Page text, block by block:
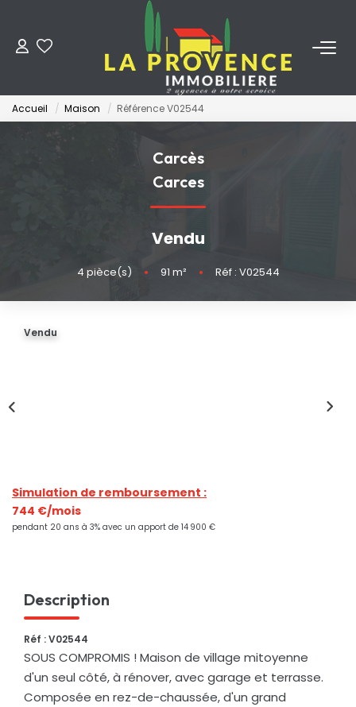
ACHETER
LOUER
ESTIMER
NOS AGENCES
Accueil Maison Référence V02544
Carcès
Carces
Vendu
4 pièce(s) • 91 m² • Réf : V02544
Vendu
Simulation de remboursement :
744 €/mois
pendant 20 ans à 3% avec un apport de 14 900 €
Description
Réf : V02544
SOUS COMPROMIS ! Maison de village mitoyenne
d'un seul côté, à rénover, avec garage et terrasse.
Composée en rez-de-chaussée, d'un grand